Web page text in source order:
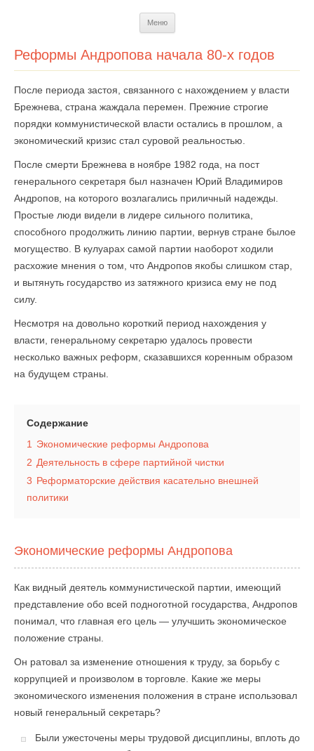
Меню
Реформы Андропова начала 80-х годов
После периода застоя, связанного с нахождением у власти
Брежнева, страна жаждала перемен. Прежние строгие
порядки коммунистической власти остались в прошлом, а
экономический кризис стал суровой реальностью.
После смерти Брежнева в ноябре 1982 года, на пост
генерального секретаря был назначен Юрий Владимиров
Андропов, на которого возлагались приличный надежды.
Простые люди видели в лидере сильного политика,
способного продолжить линию партии, вернув стране былое
могущество. В кулуарах самой партии наоборот ходили
расхожие мнения о том, что Андропов якобы слишком стар,
и вытянуть государство из затяжного кризиса ему не под
силу.
Несмотря на довольно короткий период нахождения у
власти, генеральному секретарю удалось провести
несколько важных реформ, сказавшихся коренным образом
на будущем страны.
Содержание
1
Экономические реформы Андропова
2 Деятельность в сфере партийной чистки
3 Реформаторские действия касательно внешней
политики
Экономические реформы Андропова
Как видный деятель коммунистической партии, имеющий
представление обо всей подноготной государства, Андропов
понимал, что главная его цель — улучшить экономическое
положение страны.
Он ратовал за изменение отношения к труду, за борьбу с
коррупцией и произволом в торговле. Какие же меры
экономического изменения положения в стране использовал
новый генеральный секретарь?
Были ужесточены меры трудовой дисциплины, вплоть до